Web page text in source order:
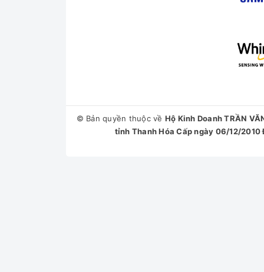
© Bản quyền thuộc về Hộ Kinh Doanh TRẦN
tỉnh Thanh Hóa Cấp ngày 06/12/